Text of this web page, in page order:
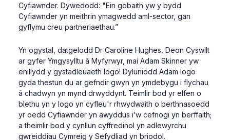
Cyfiawnder. Dywedodd: "Ein gobaith yw y bydd
Cyfiawnder yn meithrin ymagwedd aml-sector, gan
gyflymu creu partneriaethau.”
Yn ogystal, datgelodd Dr Caroline Hughes, Deon Cyswllt
ar gyfer Ymgysylltu â Myfyrwyr, mai Adam Skinner yw
enillydd y gystadleuaeth logo! Dyluniodd Adam logo
gyda thestun du ar gefndir gwyn yn ymdebygu i flychau
â chadwyn yn mynd drwyddynt. Teimlir bod yr elfen o
blethu yn y logo yn cyfleu'r rhwydwaith o berthnasoedd
yr oedd Cyfiawnder yn awyddus i’w cefnogi yn berffaith;
a theimlir bod y cynllun cyffredinol yn adlewyrchu
gwreiddiau Cymreig y Sefydliad yn briodol.